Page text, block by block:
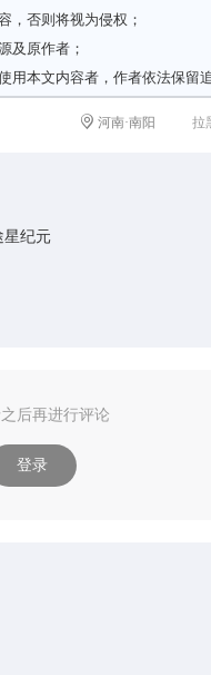
，否则将视为侵权；
及原作者；
用本文内容者，作者依法保留
河南·南阳 拉
星纪元
后再进行评论
登录